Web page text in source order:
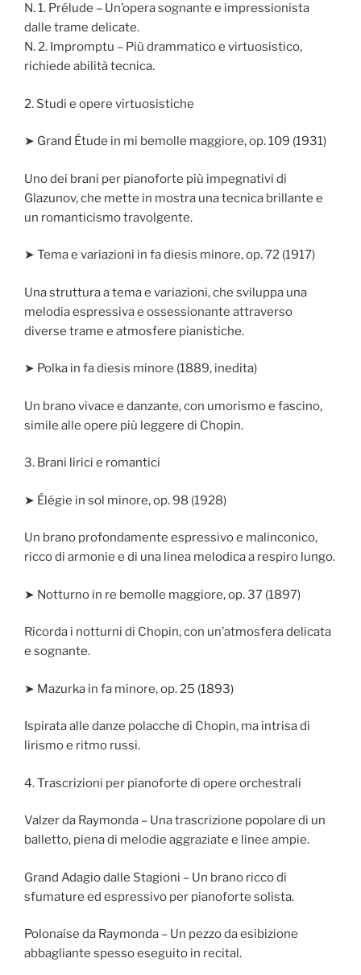
N. 1. Prélude – Un’opera sognante e impressionista
dalle trame delicate.
N. 2. Impromptu – Più drammatico e virtuosistico,
richiede abilità tecnica.
2. Studi e opere virtuosistiche
➤ Grand Étude in mi bemolle maggiore, op. 109 (1931)
Uno dei brani per pianoforte più impegnativi di
Glazunov, che mette in mostra una tecnica brillante e
un romanticismo travolgente.
➤ Tema e variazioni in fa diesis minore, op. 72 (1917)
Una struttura a tema e variazioni, che sviluppa una
melodia espressiva e ossessionante attraverso
diverse trame e atmosfere pianistiche.
➤ Polka in fa diesis minore (1889, inedita)
Un brano vivace e danzante, con umorismo e fascino,
simile alle opere più leggere di Chopin.
3. Brani lirici e romantici
➤ Élégie in sol minore, op. 98 (1928)
Un brano profondamente espressivo e malinconico,
ricco di armonie e di una linea melodica a respiro lungo.
➤ Notturno in re bemolle maggiore, op. 37 (1897)
Ricorda i notturni di Chopin, con un’atmosfera delicata
e sognante.
➤ Mazurka in fa minore, op. 25 (1893)
Ispirata alle danze polacche di Chopin, ma intrisa di
lirismo e ritmo russi.
4. Trascrizioni per pianoforte di opere orchestrali
Valzer da Raymonda – Una trascrizione popolare di un
balletto, piena di melodie aggraziate e linee ampie.
Grand Adagio dalle Stagioni – Un brano ricco di
sfumature ed espressivo per pianoforte solista.
Polonaise da Raymonda – Un pezzo da esibizione
abbagliante spesso eseguito in recital.